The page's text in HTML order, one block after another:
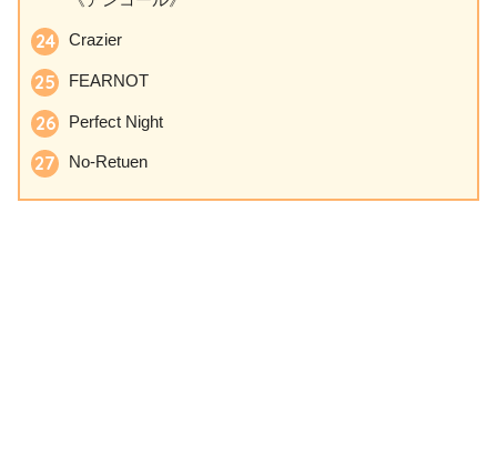
Crazier
FEARNOT
Perfect Night
No-Retuen